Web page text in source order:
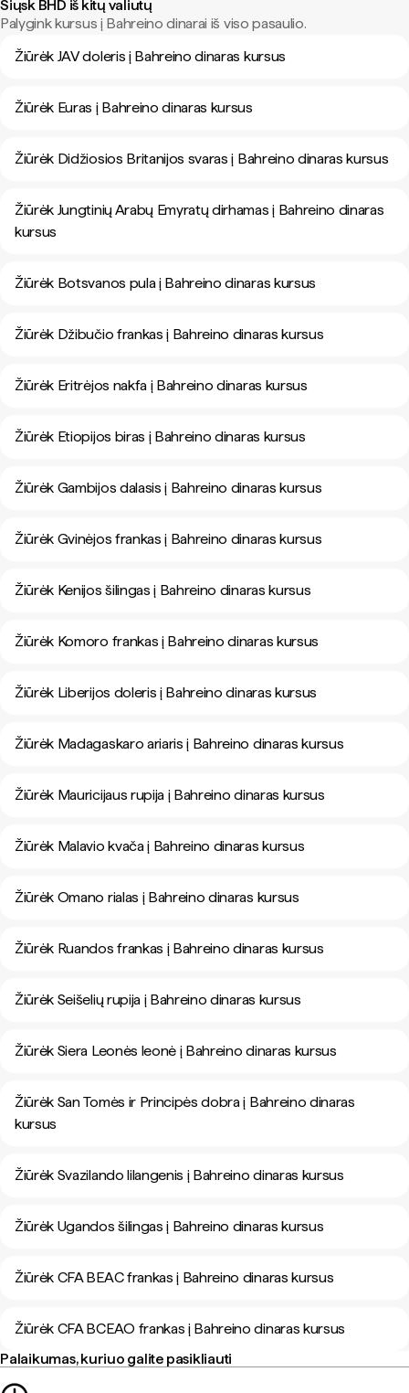
Siųsk BHD iš kitų valiutų
Palygink kursus į Bahreino dinarai iš viso pasaulio.
Žiūrėk JAV doleris į Bahreino dinaras kursus
Žiūrėk Euras į Bahreino dinaras kursus
Žiūrėk Didžiosios Britanijos svaras į Bahreino dinaras kursus
Žiūrėk Jungtinių Arabų Emyratų dirhamas į Bahreino dinaras
kursus
Žiūrėk Botsvanos pula į Bahreino dinaras kursus
Žiūrėk Džibučio frankas į Bahreino dinaras kursus
Žiūrėk Eritrėjos nakfa į Bahreino dinaras kursus
Žiūrėk Etiopijos biras į Bahreino dinaras kursus
Žiūrėk Gambijos dalasis į Bahreino dinaras kursus
Žiūrėk Gvinėjos frankas į Bahreino dinaras kursus
Žiūrėk Kenijos šilingas į Bahreino dinaras kursus
Žiūrėk Komoro frankas į Bahreino dinaras kursus
Žiūrėk Liberijos doleris į Bahreino dinaras kursus
Žiūrėk Madagaskaro ariaris į Bahreino dinaras kursus
Žiūrėk Mauricijaus rupija į Bahreino dinaras kursus
Žiūrėk Malavio kvača į Bahreino dinaras kursus
Žiūrėk Omano rialas į Bahreino dinaras kursus
Žiūrėk Ruandos frankas į Bahreino dinaras kursus
Žiūrėk Seišelių rupija į Bahreino dinaras kursus
Žiūrėk Siera Leonės leonė į Bahreino dinaras kursus
Žiūrėk San Tomės ir Principės dobra į Bahreino dinaras
kursus
Žiūrėk Svazilando lilangenis į Bahreino dinaras kursus
Žiūrėk Ugandos šilingas į Bahreino dinaras kursus
Žiūrėk CFA BEAC frankas į Bahreino dinaras kursus
Žiūrėk CFA BCEAO frankas į Bahreino dinaras kursus
Palaikumas, kuriuo galite pasikliauti